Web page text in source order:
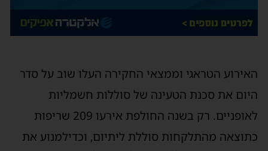
האירוע הטראגי וממצאי החקירה העלו שוב על סדר
היום את סכנת הטעינה של סוללות חשמליות
לאופניים. רק
בשנה החולפת אירעו 209 שריפות
כתוצאה מהתלקחות סוללת ליתיום, וכדילמנוע את